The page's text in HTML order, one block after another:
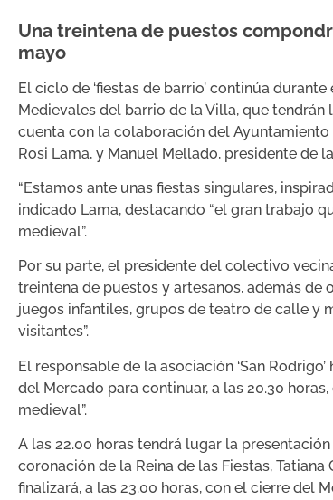
Una treintena de puestos
mayo
El ciclo de ‘fiestas de barrio’ continúa
Medievales del barrio de la Villa, que
cuenta con la colaboración del
Rosi Lama, y Manuel Mellado, presidente de
“Estamos ante unas fiestas singulares,
indicado Lama, destacando “el gran trabajo
medieval”.
Por su parte, el presidente del colectivo
treintena de puestos y artesanos, además
juegos infantiles, grupos de teatro de calle y
visitantes”.
El responsable de la asociación ‘San
del Mercado para continuar, a las 20.30
medieval”.
A las 22.00 horas tendrá lugar la
coronación de la Reina de las Fiestas,
finalizará, a las 23.00 horas, con el cierre del